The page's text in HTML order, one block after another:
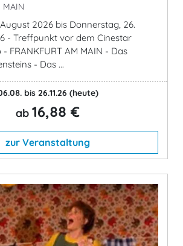
MAIN
2026 bis Donnerstag, 26.
- Treffpunkt vor dem Cinestar
FRANKFURT AM MAIN - Das
- Das ...
bis 26.11.26 (heute)
ab 16,88 €
zur Veranstaltung